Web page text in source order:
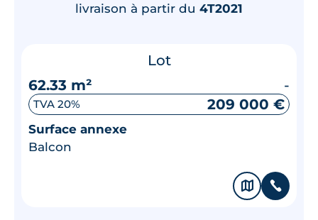
livraison à partir du 4T2021
Lot
62.33 m²
-
TVA 20% 209 000 €
Surface annexe
Balcon
🗞 📞